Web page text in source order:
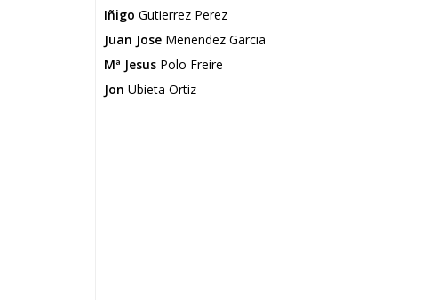
Iñigo Gutierrez Perez
Juan Jose Menendez Garcia
Mª Jesus Polo Freire
Jon Ubieta Ortiz